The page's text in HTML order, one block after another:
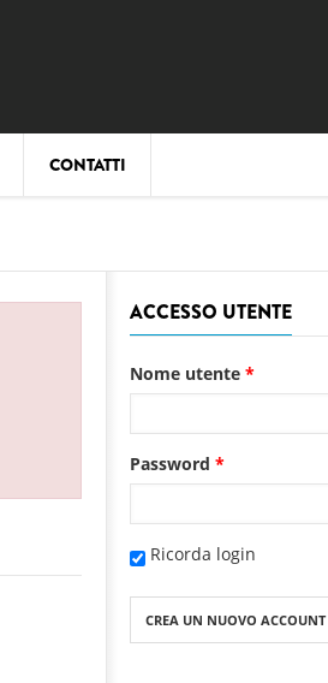
CONTATTI
ACCESSO UTENTE
Nome utente *
Password *
Ricorda login
CREA UN NUOVO ACCOUNT